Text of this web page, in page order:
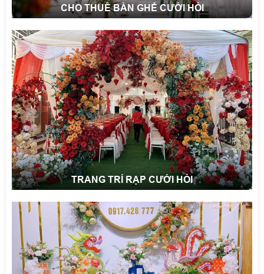
CHO THUÊ BÀN GHẾ CƯỚI HỎI
TRANG TRÍ RẠP CƯỚI HỎI